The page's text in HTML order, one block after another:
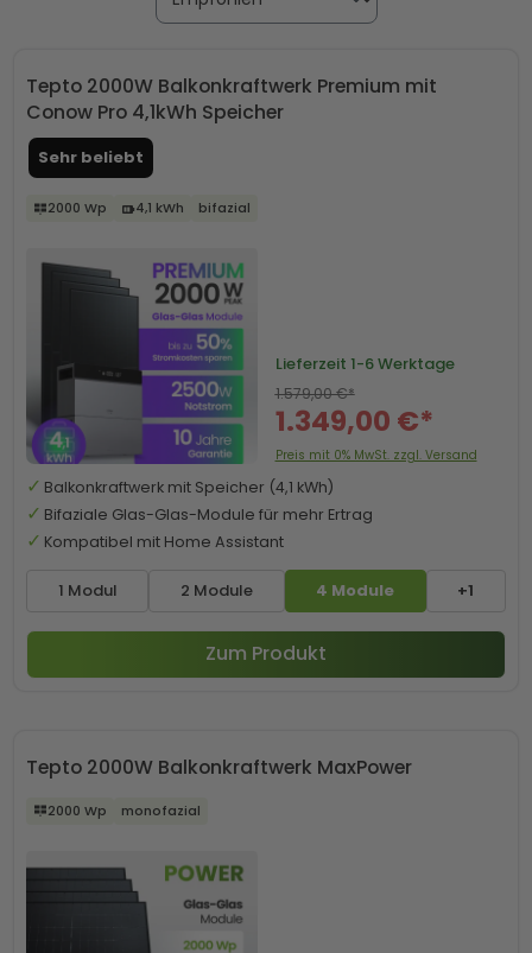
Sehr beliebt
Tepto 2000W Balkonkraftwerk Premium mit
Conow Pro 4,1kWh Speicher
2000 Wp 4,1 kWh bifazial
1 Modul 2 Module 4 Module +1
Lieferzeit 1-6 Werktage
1.349,00 €*
1.579,00 €*
Preis mit 0% MwSt. zzgl. Versand
Balkonkraftwerk mit Speicher (4,1 kWh)
Bifaziale Glas-Glas-Module für mehr Ertrag
Kompatibel mit Home Assistant
Zum Produkt
Tepto 2000W Balkonkraftwerk MaxPower
2000 Wp monofazial